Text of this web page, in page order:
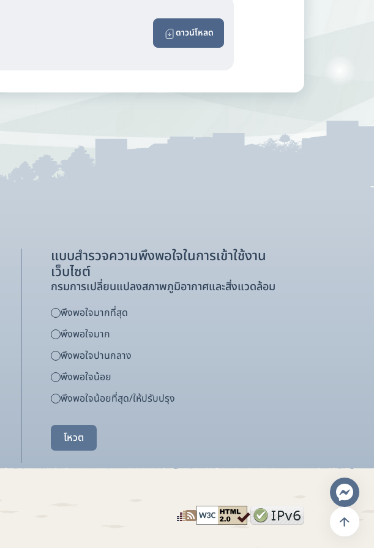
ดาวน์โหลด
แบบสำรวจความพึงพอใจในการเข้าใช้งาน
เว็บไซต์
กรมการเปลี่ยนแปลงสภาพภูมิอากาศและสิ่งแวดล้อม
พึงพอใจมากที่สุด
พึงพอใจมาก
พึงพอใจปานกลาง
พึงพอใจน้อย
พึงพอใจน้อยที่สุด/ให้ปรับปรุง
โหวต